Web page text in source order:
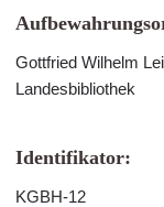
Gottfried Wilhelm
Landesbibliothek
Identifikator:
KGBH-12